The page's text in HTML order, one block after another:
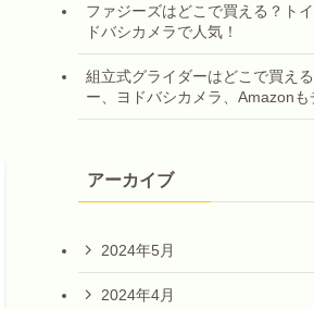
ファジーズはどこで買える？ト
ドバシカメラで人気！
組立式グライダーはどこで買え
ー、ヨドバシカメラ、Amazonも
アーカイブ
2024年5月
2024年4月